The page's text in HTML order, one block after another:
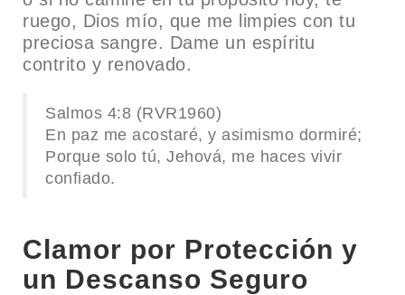
ruego, Dios mío, que me limpies con tu
preciosa sangre. Dame un espíritu
contrito y renovado.
Salmos 4:8 (RVR1960)
En paz me acostaré, y asimismo dormiré;
Porque solo tú, Jehová, me haces vivir
confiado.
Clamor por Protección y
un Descanso Seguro